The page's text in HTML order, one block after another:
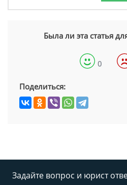
Была ли эта статья
0
Поделиться:
Задайте вопрос и юрист